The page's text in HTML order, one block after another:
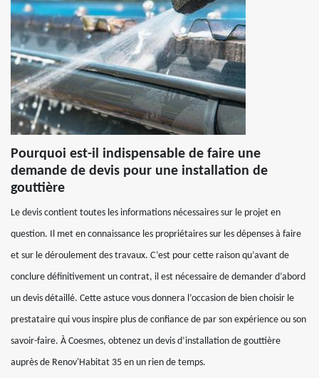
Pourquoi est-il indispensable de faire une
demande de devis pour une installation de
gouttière
Le devis contient toutes les informations nécessaires sur le projet en
question. Il met en connaissance les propriétaires sur les dépenses à faire
et sur le déroulement des travaux. C’est pour cette raison qu’avant de
conclure définitivement un contrat, il est nécessaire de demander d’abord
un devis détaillé. Cette astuce vous donnera l’occasion de bien choisir le
prestataire qui vous inspire plus de confiance de par son expérience ou son
savoir-faire. À Coesmes, obtenez un devis d’installation de gouttière
auprès de Renov'Habitat 35 en un rien de temps.